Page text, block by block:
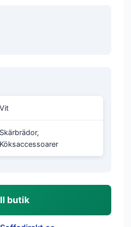
Vit
Skärbrädor,
Köksaccessoarer
butik